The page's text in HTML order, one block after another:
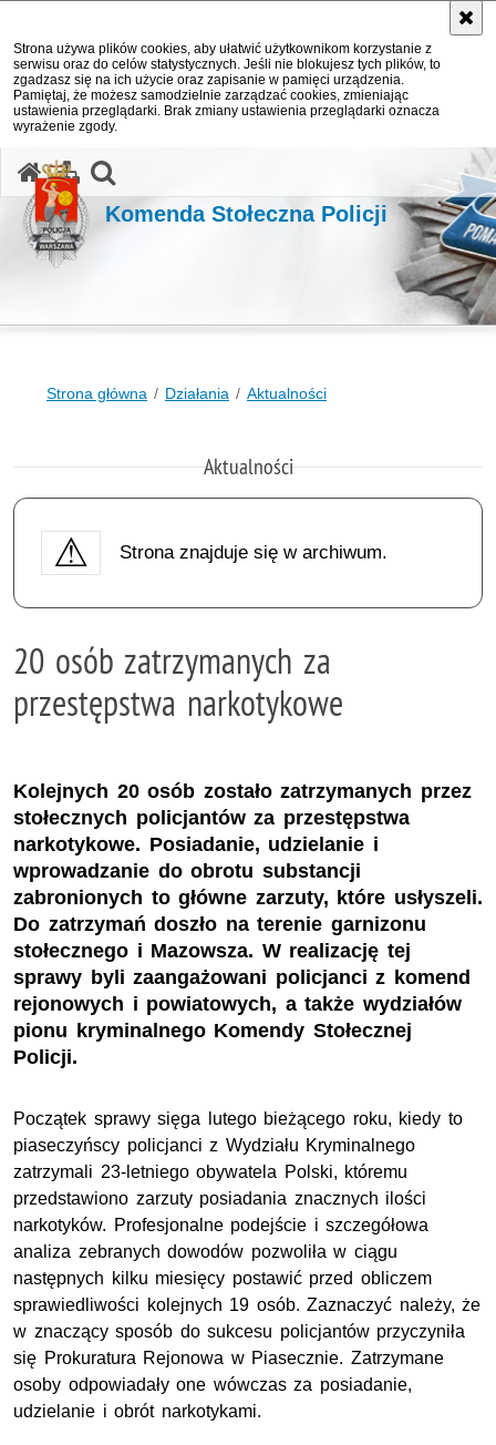
Strona używa plików cookies, aby ułatwić użytkownikom korzystanie z
serwisu oraz do celów statystycznych. Jeśli nie blokujesz tych plików, to
zgadzasz się na ich użycie oraz zapisanie w pamięci urządzenia.
Pamiętaj, że możesz samodzielnie zarządzać cookies, zmieniając
ustawienia przeglądarki. Brak zmiany ustawienia przeglądarki oznacza
wyrażenie zgody.
Komenda Stołeczna Policji
Strona główna Działania Aktualności
Aktualności
Strona znajduje się w archiwum.
20 osób zatrzymanych za
przestępstwa narkotykowe
Kolejnych 20 osób zostało zatrzymanych przez
stołecznych policjantów za przestępstwa
narkotykowe. Posiadanie, udzielanie i
wprowadzanie do obrotu substancji
zabronionych to główne zarzuty, które usłyszeli.
Do zatrzymań doszło na terenie garnizonu
stołecznego i Mazowsza. W realizację tej
sprawy byli zaangażowani policjanci z komend
rejonowych i powiatowych, a także wydziałów
pionu kryminalnego Komendy Stołecznej
Policji.
Początek sprawy sięga lutego bieżącego roku, kiedy to
piaseczyńscy policjanci z Wydziału Kryminalnego
zatrzymali 23-letniego obywatela Polski, któremu
przedstawiono zarzuty posiadania znacznych ilości
narkotyków. Profesjonalne podejście i szczegółowa
analiza zebranych dowodów pozwoliła w ciągu
następnych kilku miesięcy postawić przed obliczem
sprawiedliwości kolejnych 19 osób. Zaznaczyć należy, że
w znaczący sposób do sukcesu policjantów przyczyniła
się Prokuratura Rejonowa w Piasecznie. Zatrzymane
osoby odpowiadały one wówczas za posiadanie,
udzielanie i obrót narkotykami.